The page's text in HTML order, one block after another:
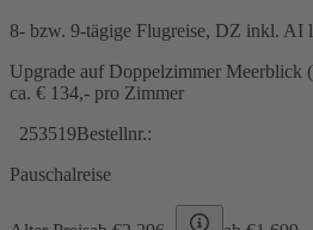
8- bzw. 9-tägige Flugreise, DZ inkl. AI
Upgrade auf Doppelzimmer Meerblick
ca. € 134,- pro Zimmer
253519Bestellnr.:
Pauschalreise